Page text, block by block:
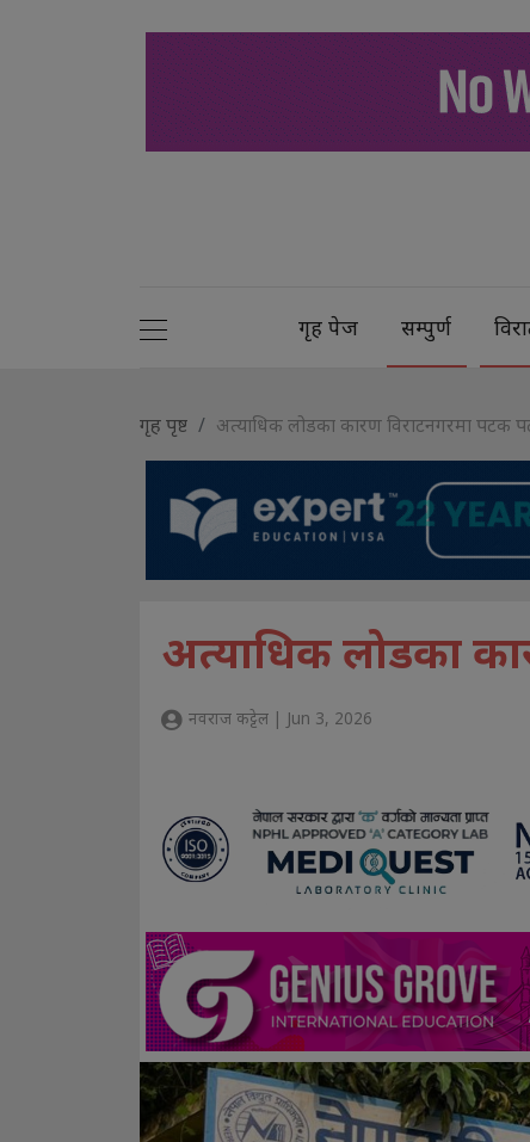
गृह पेज सम्पुर्ण
गृह पृष्ट अत्याधिक लोडका कारण विराटनगरमा पटक
अत्याधिक लोडका
नवराज कट्टेल | Jun 3, 2026